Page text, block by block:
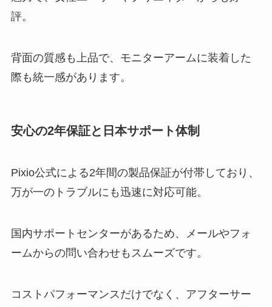
評。
背面の質感も上品で、モニターアームに装着した
際も統一感があります。
安心の2年保証と日本サポート体制
Pixio公式による2年間の製品保証が付帯しており、
万が一のトラブルにも迅速に対応可能。
国内サポートセンターがあるため、メールやフォ
ームからの問い合わせもスムーズです。
コストパフォーマンスだけでなく、アフターサー